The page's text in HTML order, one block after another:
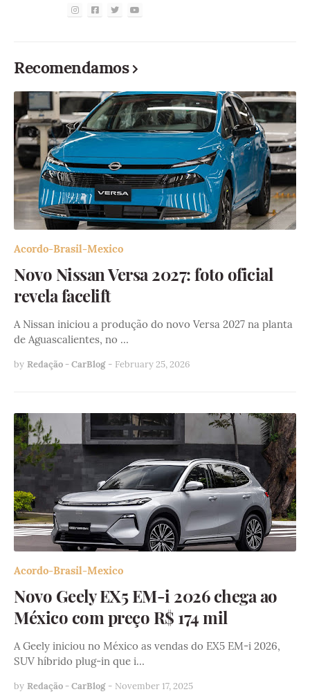
Recomendamos
Acordo-Brasil-Mexico
Novo Nissan Versa 2027: foto oficial
revela facelift
A Nissan iniciou a produção do novo Versa 2027 na planta
de Aguascalientes, no …
by Redação - CarBlog - February 25, 2026
Acordo-Brasil-Mexico
Novo Geely EX5 EM-i 2026 chega ao
México com preço R$ 174 mil
A Geely iniciou no México as vendas do EX5 EM-i 2026,
SUV híbrido plug-in que i…
by Redação - CarBlog - November 17, 2025